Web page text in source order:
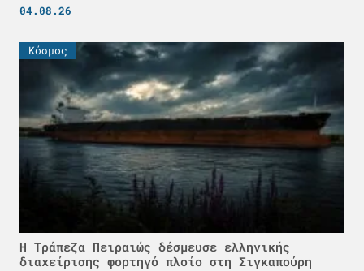
04.08.26
Κόσμος
Η Τράπεζα Πειραιώς δέσμευσε ελληνικής
διαχείρισης φορτηγό πλοίο στη Σιγκαπούρη